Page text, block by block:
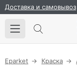
Доставка и самовывоз
Eparket Краска